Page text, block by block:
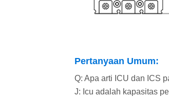
Pertanyaan Umum:
Q: Apa arti ICU dan ICS
J: Icu adalah kapasitas